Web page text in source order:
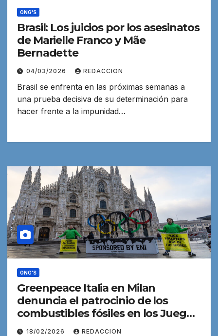
ONG'S
Brasil: Los juicios por los asesinatos
de Marielle Franco y Mãe
Bernadette
04/03/2026 REDACCION
Brasil se enfrenta en las próximas semanas a
una prueba decisiva de su determinación para
hacer frente a la impunidad…
ONG'S
Greenpeace Italia en Milan
denuncia el patrocinio de los
combustibles fósiles en los Juegos
de Invierno.
18/02/2026 REDACCION